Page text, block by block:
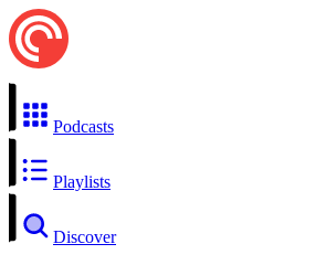
Podcasts
Playlists
Discover